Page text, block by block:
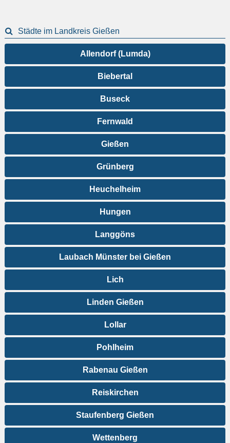
Städte im Landkreis Gießen
Allendorf (Lumda)
Biebertal
Buseck
Fernwald
Gießen
Grünberg
Heuchelheim
Hungen
Langgöns
Laubach Münster bei Gießen
Lich
Linden Gießen
Lollar
Pohlheim
Rabenau Gießen
Reiskirchen
Staufenberg Gießen
Wettenberg